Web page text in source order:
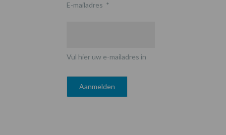
E-mailadres *
Vul hier uw e-mailadres in